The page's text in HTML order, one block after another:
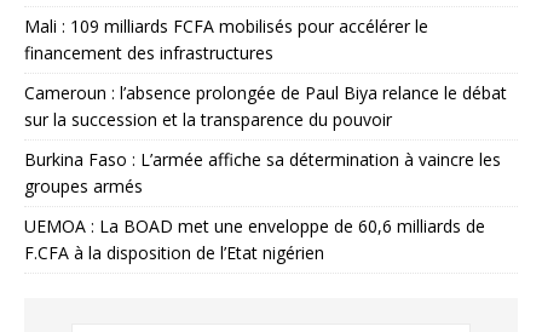
Mali : 109 milliards FCFA mobilisés pour accélérer le
financement des infrastructures
Cameroun : l’absence prolongée de Paul Biya relance le débat
sur la succession et la transparence du pouvoir
Burkina Faso : L’armée affiche sa détermination à vaincre les
groupes armés
UEMOA : La BOAD met une enveloppe de 60,6 milliards de
F.CFA à la disposition de l’Etat nigérien